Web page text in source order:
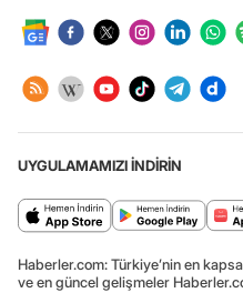
UYGULAMAMIZI İNDİRİN
Haberler.com: Türkiye’nin en
ve en güncel gelişmeler